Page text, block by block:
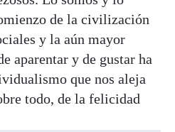
de la civilización
y la aún mayor
aparentar y de gustar ha
que nos aleja
todo, de la felicidad